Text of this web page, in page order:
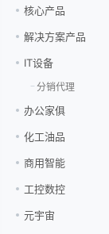
核心产品
解决方案产品
IT设备
分销代理
办公家俱
化工油品
商用智能
工控数控
元宇宙